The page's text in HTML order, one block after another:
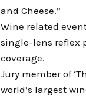
and Cheese.”
Wine related
single-lens reflex
coverage.
Jury member of
world’s largest